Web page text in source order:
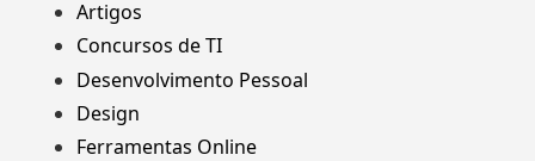
Artigos
Concursos de TI
Desenvolvimento Pessoal
Design
Ferramentas Online